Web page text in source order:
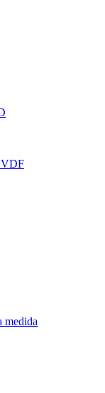
VDF
medida